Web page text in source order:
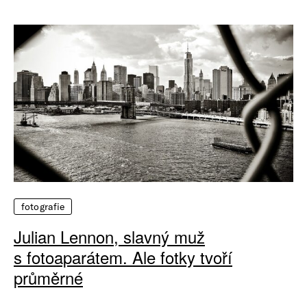
fotografie
Julian Lennon, slavný muž
s fotoaparátem. Ale fotky tvoří
průměrné